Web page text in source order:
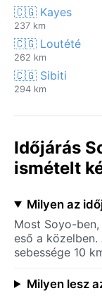
🇨🇬 Kayes
237 km
🇨🇬 Loutété
262 km
🇨🇬 Sibiti
294 km
Időjárás
ismételt
Milyen az
Most Soyo-ben,
eső a
sebessége 10
Milyen lesz